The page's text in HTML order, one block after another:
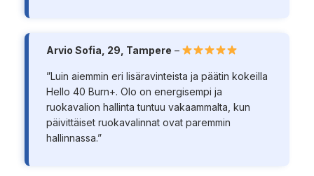
Arvio Sofia, 29, Tampere –
”Luin aiemmin eri lisäravinteista ja päätin kokeilla
Hello 40 Burn+. Olo on energisempi ja
ruokavalion hallinta tuntuu vakaammalta, kun
päivittäiset ruokavalinnat ovat paremmin
hallinnassa.”